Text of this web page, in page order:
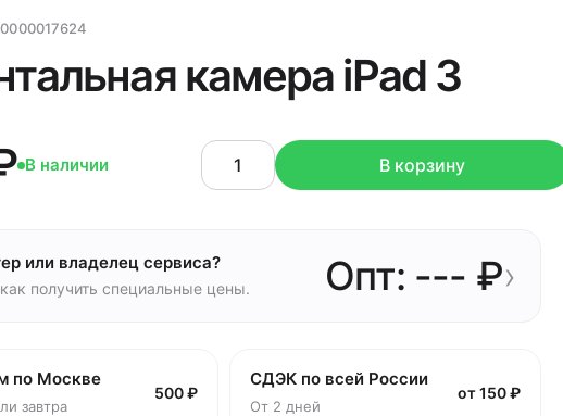
камера iPad 3
В наличии В корзину
или владелец сервиса?
получить специальные цены. Опт: --- ₽›
по Москве
завтра
500 ₽
СДЭК по всей России
От 2 дней
от 150 ₽